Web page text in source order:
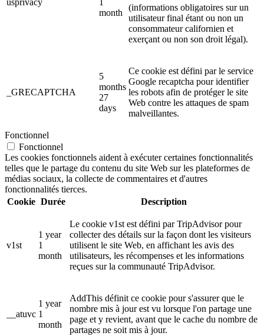
usprivacy
1
month
(informations obligatoires sur un
utilisateur final étant ou non un
consommateur californien et
exerçant ou non son droit légal).
_GRECAPTCHA
5
months
27
days
Ce cookie est défini par le service
Google recaptcha pour identifier
les robots afin de protéger le site
Web contre les attaques de spam
malveillantes.
Fonctionnel
Fonctionnel
Les cookies fonctionnels aident à exécuter certaines fonctionnalités
telles que le partage du contenu du site Web sur les plateformes de
médias sociaux, la collecte de commentaires et d'autres
fonctionnalités tierces.
Cookie Durée Description
v1st
1 year
1
month
Le cookie v1st est défini par TripAdvisor pour
collecter des détails sur la façon dont les visiteurs
utilisent le site Web, en affichant les avis des
utilisateurs, les récompenses et les informations
reçues sur la communauté TripAdvisor.
__atuvc
1 year
1
month
AddThis définit ce cookie pour s'assurer que le
nombre mis à jour est vu lorsque l'on partage une
page et y revient, avant que le cache du nombre de
partages ne soit mis à jour.